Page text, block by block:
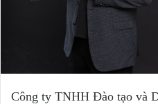
Công ty TNHH Đào tạo và